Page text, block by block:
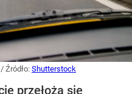
/ Źródło: Shutterstock
przełożą się